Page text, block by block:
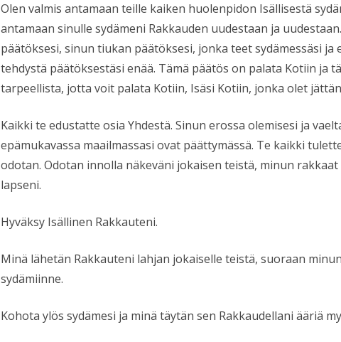
Olen valmis antamaan teille kaiken huolenpidon Isällisestä
antamaan sinulle sydämeni Rakkauden uudestaan ja
päätöksesi, sinun tiukan päätöksesi, jonka teet sydämessäsi ja
tehdystä päätöksestäsi enää. Tämä päätös on palata Kotiin ja
tarpeellista, jotta voit palata Kotiin, Isäsi Kotiin, jonka olet
Kaikki te edustatte osia Yhdestä. Sinun erossa olemisesi ja
epämukavassa maailmassasi ovat päättymässä. Te kaikki
odotan. Odotan innolla näkeväni jokaisen teistä, minun
lapseni.
Hyväksy Isällinen Rakkauteni.
Minä lähetän Rakkauteni lahjan jokaiselle teistä, suoraan
sydämiinne.
Kohota ylös sydämesi ja minä täytän sen Rakkaudellani ääriä